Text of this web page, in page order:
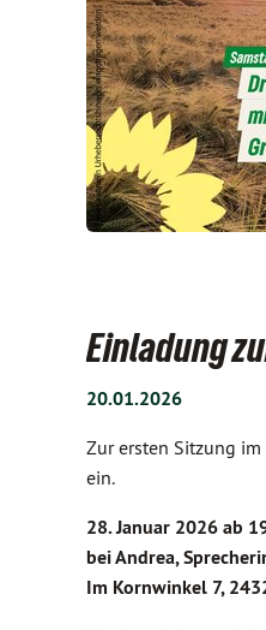
Einladung
20.01.2026
Zur ersten Sitzung
ein.
28. Januar 2026 ab
bei Andrea,
Im Kornwinkel 7,